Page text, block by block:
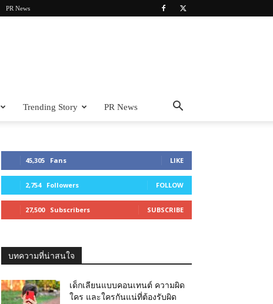
PR News
Trending Story PR News
45,305 Fans LIKE
2,754 Followers FOLLOW
27,500 Subscribers SUBSCRIBE
บทความที่น่าสนใจ
เด็กเลียนแบบคอนเทนต์ ความผิด
ใคร และใครกันแน่ที่ต้องรับผิด